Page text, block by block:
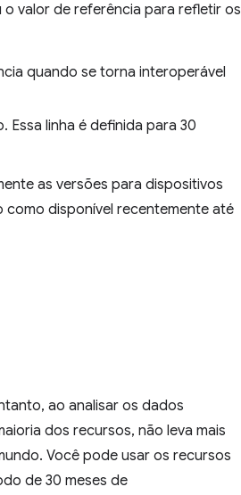
valor de referência para refletir os
quando se torna interoperável
Essa linha é definida para 30
as versões para dispositivos
como disponível recentemente até
ao analisar os dados
dos recursos, não leva mais
Você pode usar os recursos
de 30 meses de